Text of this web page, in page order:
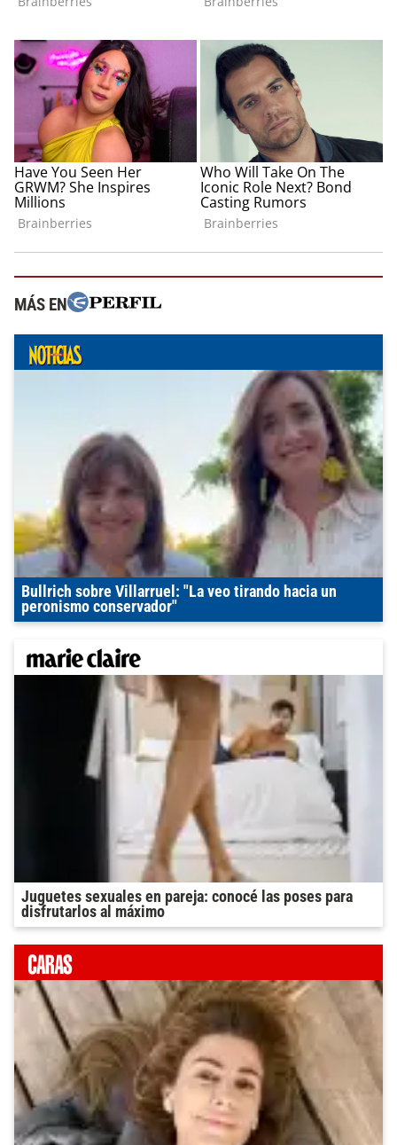
MÁS EN
Bullrich sobre Villarruel: "La veo tirando hacia un
peronismo conservador"
Juguetes sexuales en pareja: conocé las poses para
disfrutarlos al máximo